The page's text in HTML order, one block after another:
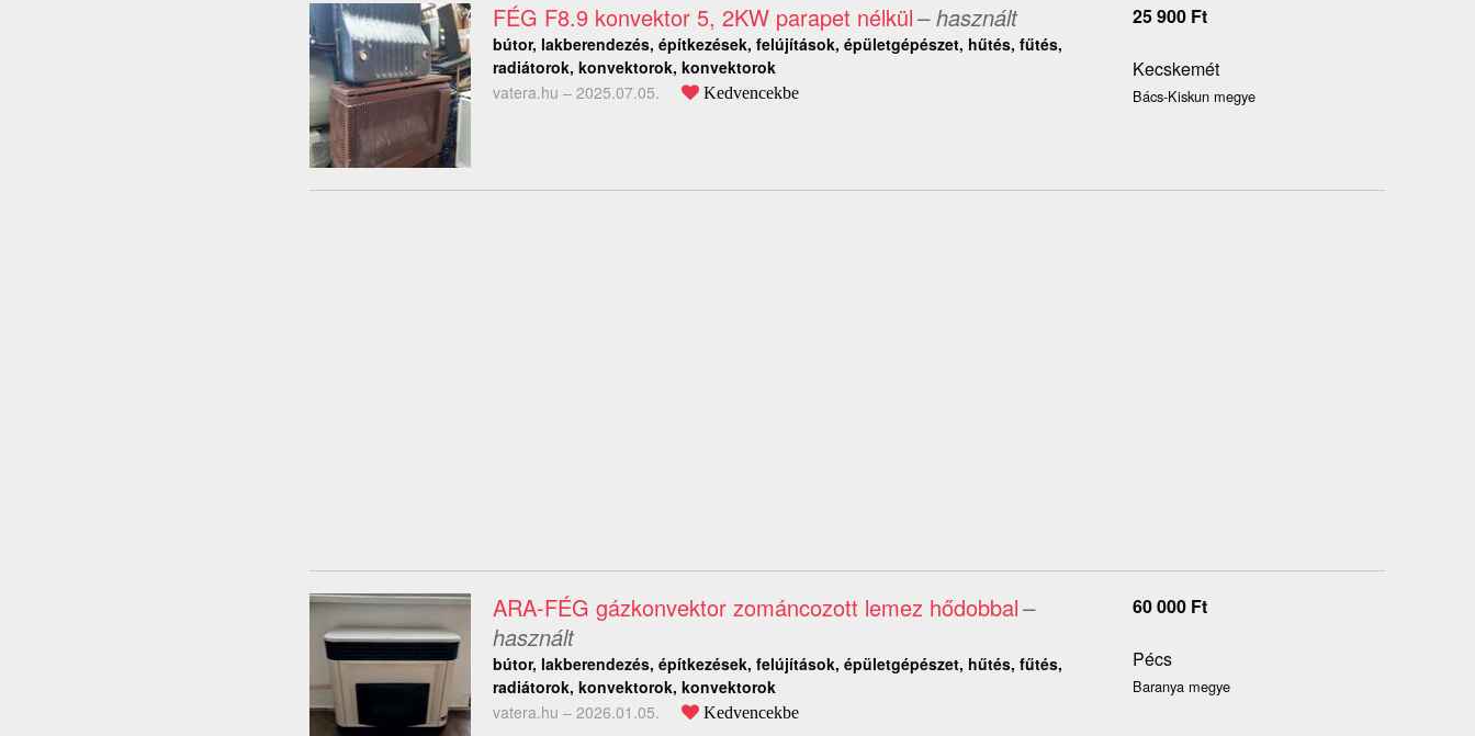
FÉG F8.9 konvektor 5, 2KW parapet nélkül– használt
bútor, lakberendezés, építkezések, felújítások, épületgépészet, hűtés, fűtés,
radiátorok, konvektorok, konvektorok
vatera.hu – 2025.07.05. Kedvencekbe
25 900 Ft
Kecskemét
Bács-Kiskun megye
ARA-FÉG gázkonvektor zománcozott lemez hődobbal–
használt
bútor, lakberendezés, építkezések, felújítások, épületgépészet, hűtés, fűtés,
radiátorok, konvektorok, konvektorok
vatera.hu – 2026.01.05. Kedvencekbe
60 000 Ft
Pécs
Baranya megye